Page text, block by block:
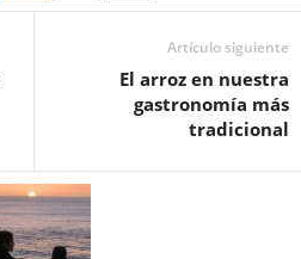
Artículo siguiente
El arroz en nuestra
gastronomía más
tradicional